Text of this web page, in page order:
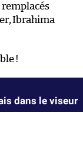
Ibrahima
!
dans le viseur